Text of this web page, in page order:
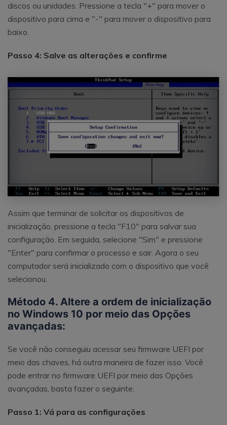
discos ou unidades. Pressione a tecla "+" para mover o
dispositivo para cima e "-" para mover o dispositivo para
baixo.
Passo 4: Salve as alterações e confirme
Assim que terminar de solicitar os dispositivos de
inicialização, pressione a tecla "F10" para salvar sua
configuração. Em seguida, selecione "Sim" e pressione
"Enter" para confirmar o processo e sair. Agora o seu
computador será inicializado com o dispositivo que você
selecionou.
Método 4. Altere a ordem de inicialização
no Windows 10 por meio das Opções
avançadas:
Se você não conseguiu acessar seu firmware UEFI por
meio das chaves, há outra maneira de fazer isso. Você
pode entrar no firmware UEFI por meio das Opções
avançadas, basta fazer o seguinte:
Passo 1: Vá para as configurações